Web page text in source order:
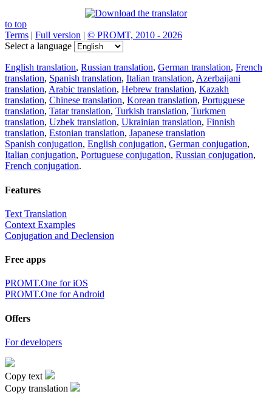
to top
Terms | Full version | © PROMT, 2010 - 2026
Select a language
English translation, Russian translation, German translation, French
translation, Spanish translation, Italian translation, Azerbaijani
translation, Arabic translation, Hebrew translation, Kazakh
translation, Chinese translation, Korean translation, Portuguese
translation, Tatar translation, Turkish translation, Turkmen
translation, Uzbek translation, Ukrainian translation, Finnish
translation, Estonian translation, Japanese translation
Spanish conjugation, English conjugation, German conjugation,
Italian conjugation, Portuguese conjugation, Russian conjugation,
French conjugation.
Features
Text Translation
Context Examples
Conjugation and Declension
Free apps
PROMT.One for iOS
PROMT.One for Android
Offers
For developers
Copy text
Copy translation